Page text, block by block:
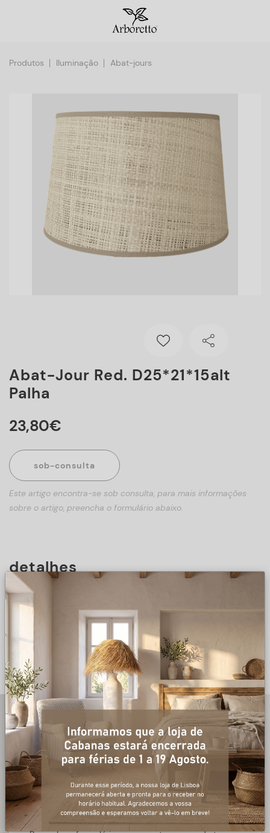
Produtos Iluminação Abat-jours
Abat-Jour Red. D25*21*15alt
Palha
23,80€
sob-consulta
Este artigo encontra-se sob consulta, para mais informações
sobre o artigo, preencha o formulário abaixo.
detalhes
DESCRIÇÃO
+ informações